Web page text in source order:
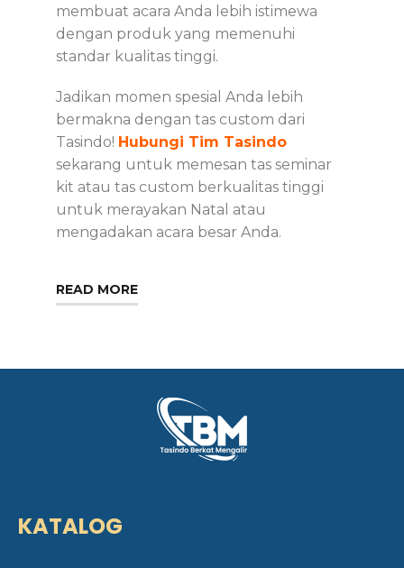
membuat acara Anda lebih istimewa
dengan produk yang memenuhi
standar kualitas tinggi.
Jadikan momen spesial Anda lebih
bermakna dengan tas custom dari
Tasindo! Hubungi Tim Tasindo
sekarang untuk memesan tas seminar
kit atau tas custom berkualitas tinggi
untuk merayakan Natal atau
mengadakan acara besar Anda.
READ MORE
KATALOG